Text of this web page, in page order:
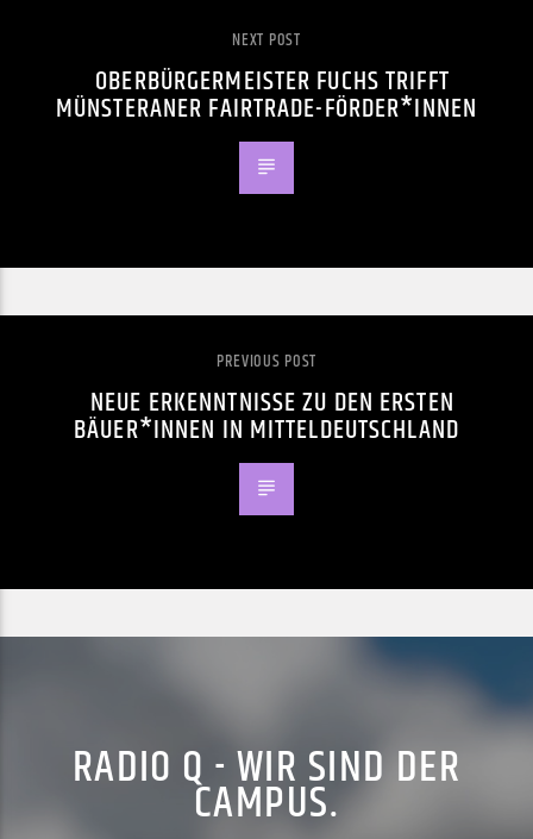
NEXT POST
OBERBÜRGERMEISTER FUCHS TRIFFT
MÜNSTERANER FAIRTRADE-FÖRDER*INNEN
PREVIOUS POST
NEUE ERKENNTNISSE ZU DEN ERSTEN
BÄUER*INNEN IN MITTELDEUTSCHLAND
RADIO Q - WIR SIND DER
CAMPUS.